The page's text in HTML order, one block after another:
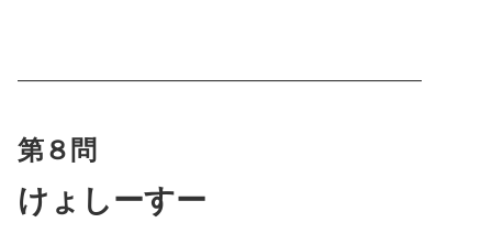
———————————————————————
第８問
けょしーすー